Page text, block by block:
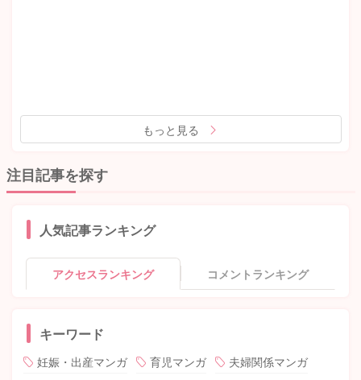
もっと見る
注目記事を探す
人気記事ランキング
アクセスランキング コメントランキング
キーワード
妊娠・出産マンガ 育児マンガ
夫婦関係マンガ